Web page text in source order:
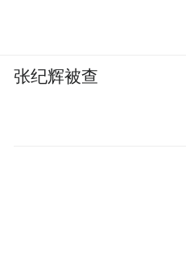
张纪辉被查